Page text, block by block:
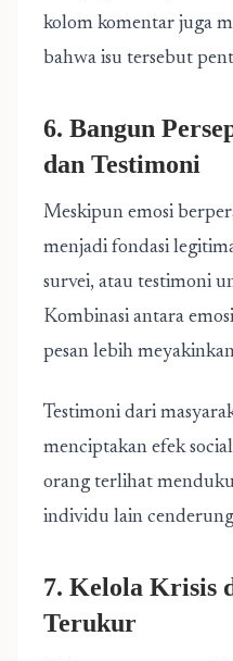
kolom komentar juga
bahwa isu tersebut
6. Bangun
dan Testimoni
Meskipun emosi
menjadi fondasi
survei, atau testimoni
Kombinasi antara
pesan lebih
Testimoni dari
menciptakan efek
orang terlihat
individu lain
7. Kelola Krisis
Terukur